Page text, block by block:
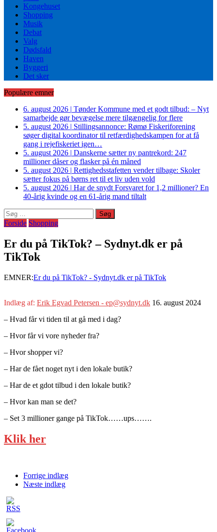
Kongehuset
Shopping
Musik
Debat
Valg
Dødsfald
Haven
Byggeri
Det sker
Populære emner
6. august 2026 | Tønder Kommune med et godt tilbud: – Nyt
samarbejde gør bevægelse mere tilgængelig for flere
5. august 2026 | Stillingsannonce: Rømø Fiskeriforening
søger digital koordinator til retfærdighedskampen for at få
gang i rejefiskeriet igen…
5. august 2026 | Danskerne sætter ny pantrekord: 247
millioner dåser og flasker på én måned
5. august 2026 | Rettighedsstafetten vender tilbage: Skoler
sætter fokus på børns ret til et liv uden vold
5. august 2026 | Har de snydt Forsvaret for 1,2 millioner? En
40-årig kvinde og en 61-årig mand tiltalt
Søg
efter:
Forside Shopping
Er du på TikTok? – Sydnyt.dk er på
TikTok
EMNER:Er du på TikTok? - Sydnyt.dk er på TikTok
Indlæg af: Erik Egvad Petersen - ep@sydnyt.dk 16. august 2024
– Hvad får vi tiden til at gå med i dag?
– Hvor får vi vore nyheder fra?
– Hvor shopper vi?
– Har de fået noget nyt i den lokale butik?
– Har de et gdot tilbud i den lokale butik?
– Hvor kan man se det?
– Set 3 millioner gange på TikTok……ups…….
Klik her
Forrige indlæg
Næste indlæg